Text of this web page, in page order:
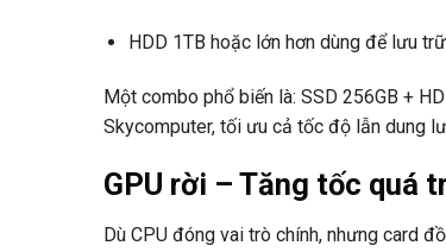
HDD 1TB hoặc lớn hơn dùng để lưu
Một combo phổ biến là: SSD 256GB +
Skycomputer, tối ưu cả tốc độ lẫn dung
GPU rời – Tăng tốc quá
Dù CPU đóng vai trò chính, nhưng card